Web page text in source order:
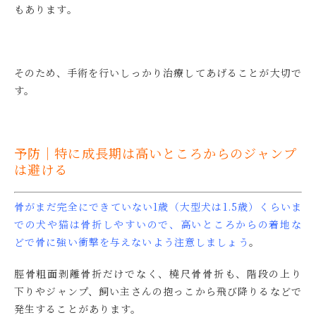
もあります。
そのため、手術を行いしっかり治療してあげることが大切で
す。
予防｜特に成長期は高いところからのジャンプ
は避ける
骨がまだ完全にできていない1歳（大型犬は1.5歳）くらいま
での犬や猫は骨折しやすいので、高いところからの着地な
どで骨に強い衝撃を与えないよう注意しましょう 。
脛骨粗面剥離骨折だけでなく、橈尺骨骨折も、階段の上り
下りやジャンプ、飼い主さんの抱っこから飛び降りるなどで
発生することがあります。